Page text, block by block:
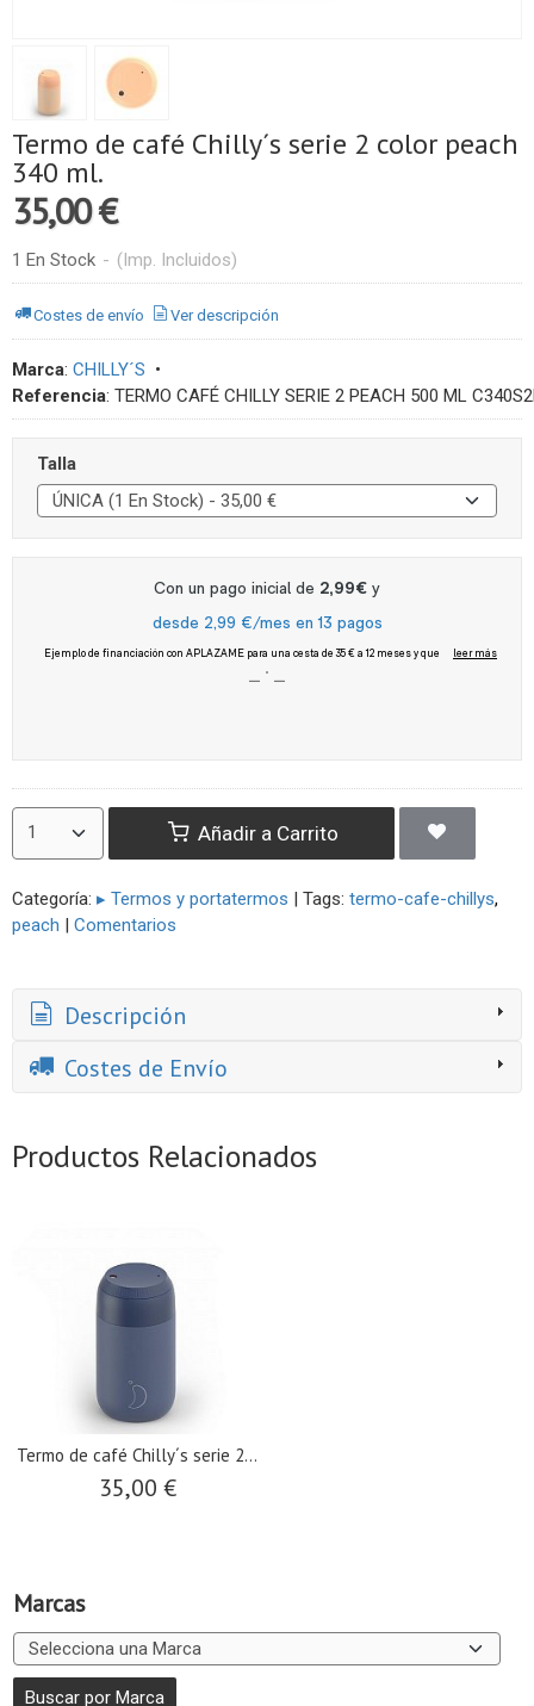
Marcas
Termo de café Chilly´s serie 2 color peach
340 ml.
35,00 €
1 En Stock - (Imp. Incluidos)
Costes de envío Ver descripción
Marca: CHILLY´S •
Referencia: TERMO CAFÉ CHILLY SERIE 2 PEACH 500 ML
Talla
Añadir a Carrito
Categoría: ▸ Termos y portatermos | Tags: termo-cafe-chillys
peach | Comentarios
Descripción
Costes de Envío
Productos Relacionados
Termo de café Chilly´s serie 2...
35,00 €